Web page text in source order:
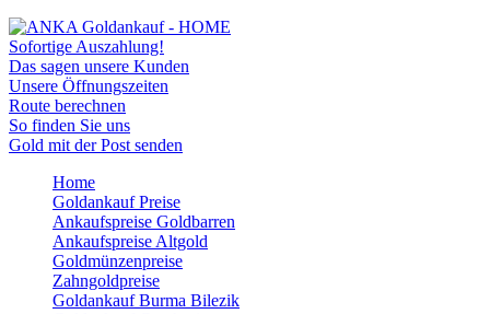
Sofortige Auszahlung!
Das sagen unsere Kunden
Unsere Öffnungszeiten
Route berechnen
So finden Sie uns
Gold mit der Post senden
Home
Goldankauf Preise
Ankaufspreise Goldbarren
Ankaufspreise Altgold
Goldmünzenpreise
Zahngoldpreise
Goldankauf Burma Bilezik